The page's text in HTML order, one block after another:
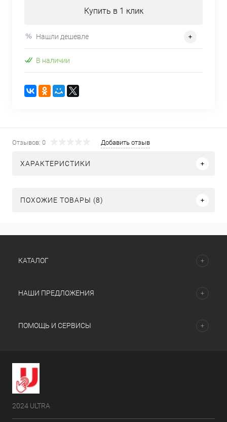
Купить в 1 клик
Нашли дешевле
В наличии
Отзывов: 0 Добавить отзыв
ХАРАКТЕРИСТИКИ
ПОХОЖИЕ ТОВАРЫ (8)
КАТАЛОГ
НАШИ ПРЕДЛОЖЕНИЯ
ПОМОЩЬ И СЕРВИСЫ
2024 ULTRA